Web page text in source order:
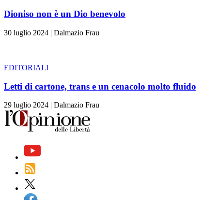
Dioniso non è un Dio benevolo
30 luglio 2024 | Dalmazio Frau
EDITORIALI
Letti di cartone, trans e un cenacolo molto fluido
29 luglio 2024 | Dalmazio Frau